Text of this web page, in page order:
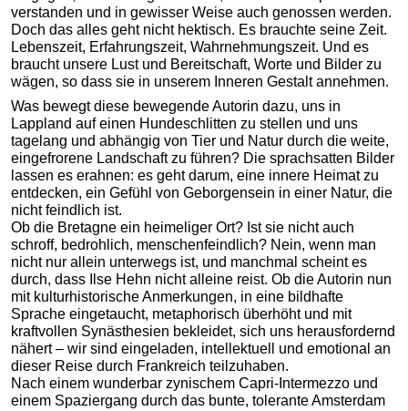
verstanden und in gewisser Weise auch genossen werden.
Doch das alles geht nicht hektisch. Es brauchte seine Zeit.
Lebenszeit, Erfahrungszeit, Wahrnehmungszeit. Und es
braucht unsere Lust und Bereitschaft, Worte und Bilder zu
wägen, so dass sie in unserem Inneren Gestalt annehmen.
Was bewegt diese bewegende Autorin dazu, uns in
Lappland auf einen Hundeschlitten zu stellen und uns
tagelang und abhängig von Tier und Natur durch die weite,
eingefrorene Landschaft zu führen? Die sprachsatten Bilder
lassen es erahnen: es geht darum, eine innere Heimat zu
entdecken, ein Gefühl von Geborgensein in einer Natur, die
nicht feindlich ist.
Ob die Bretagne ein heimeliger Ort? Ist sie nicht auch
schroff, bedrohlich, menschenfeindlich? Nein, wenn man
nicht nur allein unterwegs ist, und manchmal scheint es
durch, dass Ilse Hehn nicht alleine reist. Ob die Autorin nun
mit kulturhistorische Anmerkungen, in eine bildhafte
Sprache eingetaucht, metaphorisch überhöht und mit
kraftvollen Synästhesien bekleidet, sich uns herausfordernd
nähert – wir sind eingeladen, intellektuell und emotional an
dieser Reise durch Frankreich teilzuhaben.
Nach einem wunderbar zynischem Capri-Intermezzo und
einem Spaziergang durch das bunte, tolerante Amsterdam